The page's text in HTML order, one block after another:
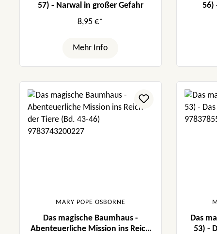
57) - Narwal in großer Gefahr
8,95 €*
Mehr Info
56)
MARY POPE OSBORNE
Das magische Baumhaus -
Abenteuerliche Mission ins Reich
Das
53) -